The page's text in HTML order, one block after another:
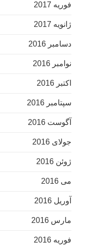
فوریه 2017
ژانویه 2017
دسامبر 2016
نوامبر 2016
اکتبر 2016
سپتامبر 2016
آگوست 2016
جولای 2016
ژوئن 2016
می 2016
آوریل 2016
مارس 2016
فوریه 2016